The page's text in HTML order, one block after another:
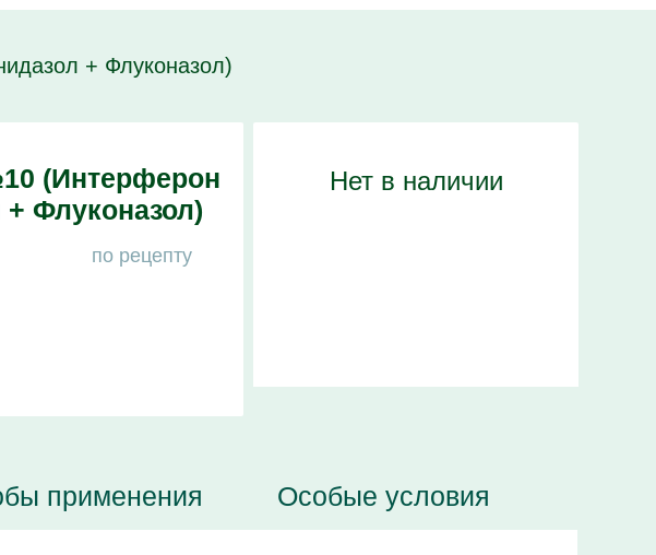
+ Флуконазол)
(Интерферон
Флуконазол)
по рецепту
Нет в наличии
применения Особые условия